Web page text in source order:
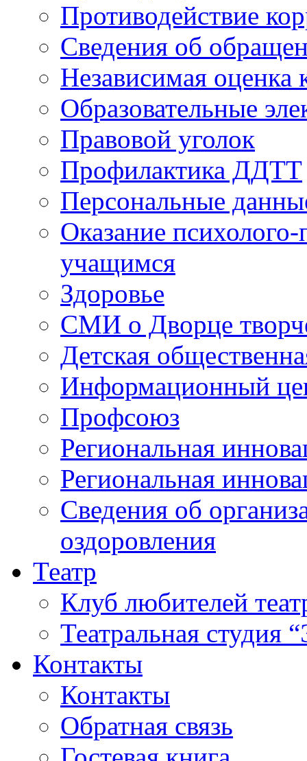
Противодействие
Сведения об
Независимая оценка
Образовательные
Правовой уголок
Профилактика ДДТТ
Персональные
Оказание
учащимся
Здоровье
СМИ о Дворце
Детская
Информационный
Профсоюз
Региональная
Региональная
Сведения об
оздоровления
Театр
Клуб любителей
Театральная студия
Контакты
Контакты
Обратная связь